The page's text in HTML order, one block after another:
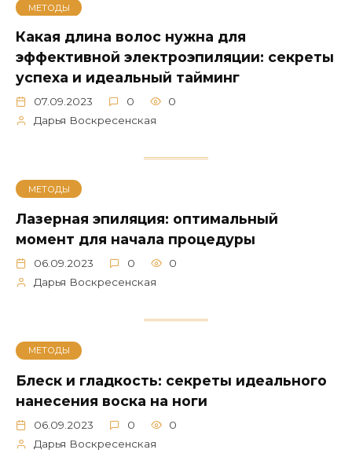
МЕТОДЫ
Какая длина волос нужна для
эффективной электроэпиляции: секреты
успеха и идеальный тайминг
07.09.2023 0
0
Дарья Воскресенская
МЕТОДЫ
Лазерная эпиляция: оптимальный
момент для начала процедуры
06.09.2023 0
0
Дарья Воскресенская
МЕТОДЫ
Блеск и гладкость: секреты идеального
нанесения воска на ноги
06.09.2023 0
0
Дарья Воскресенская